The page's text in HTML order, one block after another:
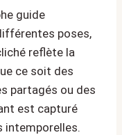
guide
poses,
reflète la
ce soit des
partagés ou des
est capturé
intemporelles.